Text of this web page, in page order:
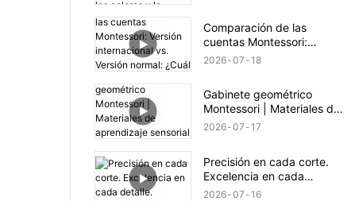
Comparación de las
cuentas Montessori:
Versión internacional vs.
2026 07 18
Gabinete geométrico
Montessori | Materiales de
aprendizaje sensorial |
2026 07 17
Precisión en cada corte.
Excelencia en cada
detalle.
2026 07 16